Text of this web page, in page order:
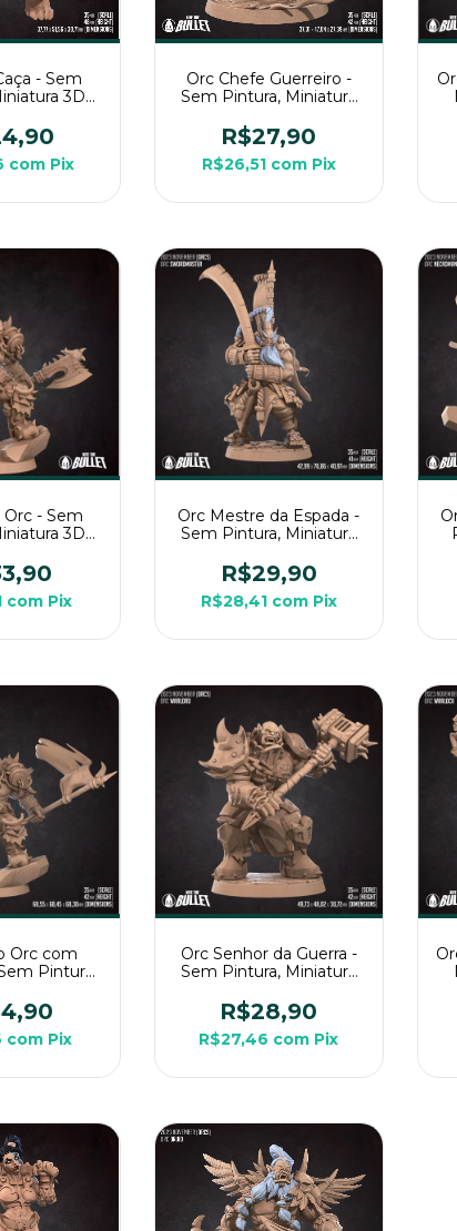
- Sem
3D
com Pix
Orc Chefe Guerreiro -
Sem Pintura, Miniatura
Mesa
R$27,90
R$26,51 com Pix
Orc - Sem
3D
com Pix
Orc Mestre da Espada -
Sem Pintura, Miniatura
Mesa
R$29,90
R$28,41 com Pix
Orc com
Pintura,
de Mesa
com Pix
Orc Senhor da Guerra -
Sem Pintura, Miniatura
Mesa
R$28,90
R$27,46 com Pix